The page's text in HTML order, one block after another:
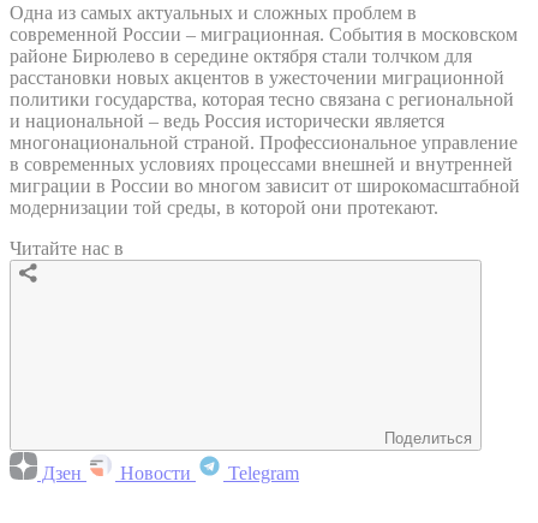
Одна из самых актуальных и сложных проблем в
современной России – миграционная. События в московском
районе Бирюлево в середине октября стали толчком для
расстановки новых акцентов в ужесточении миграционной
политики государства, которая тесно связана с региональной
и национальной – ведь Россия исторически является
многонациональной страной. Профессиональное управление
в современных условиях процессами внешней и внутренней
миграции в России во многом зависит от широкомасштабной
модернизации той среды, в которой они протекают.
Читайте нас в
Поделиться
Дзен Новости Telegram